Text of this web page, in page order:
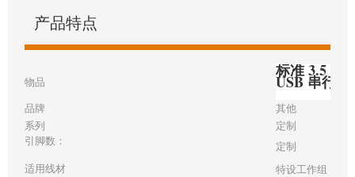
产品特点
物品
标准 3.5 毫
USB 串行
品牌
其他
系列
定制
引脚数：
定制
适用线材
特设工作组 28